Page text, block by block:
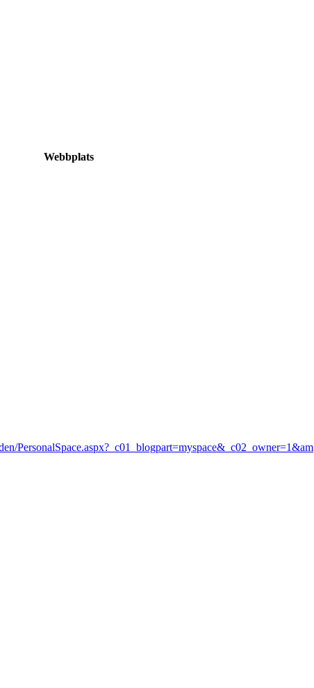
Webbplats
PersonalSpace.aspx?_c01_blogpart=myspace&_c02_owner=1&am